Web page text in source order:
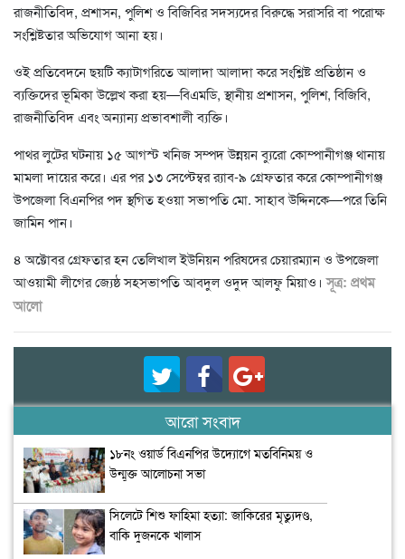
রাজনীতিবিদ, প্রশাসন, পুলিশ ও বিজিবির সদস্যদের বিরুদ্ধে সরাসরি বা পরোক্ষ
সংশ্লিষ্টতার অভিযোগ আনা হয়।
ওই প্রতিবেদনে ছয়টি ক্যাটাগরিতে আলাদা আলাদা করে সংশ্লিষ্ট প্রতিষ্ঠান ও
ব্যক্তিদের ভূমিকা উল্লেখ করা হয়—বিএমডি, স্থানীয় প্রশাসন, পুলিশ, বিজিবি,
রাজনীতিবিদ এবং অন্যান্য প্রভাবশালী ব্যক্তি।
পাথর লুটের ঘটনায় ১৫ আগস্ট খনিজ সম্পদ উন্নয়ন ব্যুরো কোম্পানীগঞ্জ থানায়
মামলা দায়ের করে। এর পর ১৩ সেপ্টেম্বর র‌্যাব-৯ গ্রেফতার করে কোম্পানীগঞ্জ
উপজেলা বিএনপির পদ স্থগিত হওয়া সভাপতি মো. সাহাব উদ্দিনকে—পরে তিনি
জামিন পান।
৪ অক্টোবর গ্রেফতার হন তেলিখাল ইউনিয়ন পরিষদের চেয়ারম্যান ও উপজেলা
আওয়ামী লীগের জ্যেষ্ঠ সহসভাপতি আবদুল ওদুদ আলফু মিয়াও।সূত্র: প্রথম
আলো
আরো সংবাদ
১৮নং ওয়ার্ড বিএনপির উদ্যোগে মতবিনিময় ও
উন্মুক্ত আলোচনা সভা
সিলেটে শিশু ফাহিমা হত্যা: জাকিরের মৃত্যুদণ্ড,
বাকি দুজনকে খালাস